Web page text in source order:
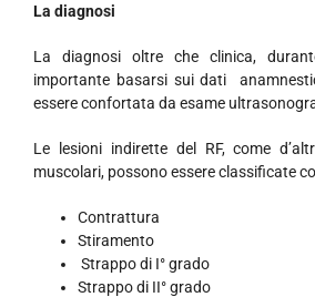
La diagnosi
La diagnosi oltre che clinica,
importante basarsi sui dati
essere confortata da esame
Le lesioni indirette del RF, come
muscolari, possono essere classificate
Contrattura
Stiramento
Strappo di I° grado
Strappo di II° grado